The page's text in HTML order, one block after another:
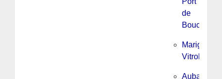
de
Bouc
Marignane
Vitrolles
Aubagne,